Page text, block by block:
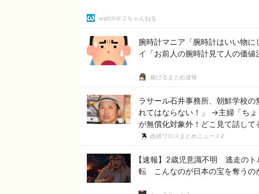
watch＠２ちゃんねる
腕時計マニア「腕時計はいい物
イ「お前人の腕時計見て人の価値
稼げるまとめ速報
ラサール石井事務所、朝鮮学校
れてはならない！」 →主婦「ち
が無償化対象外！どこ見て話して
政経ワロスまとめニュース♪
【速報】2歳児意識不明 逃走の
転 こんなのが日本の宝を奪うの